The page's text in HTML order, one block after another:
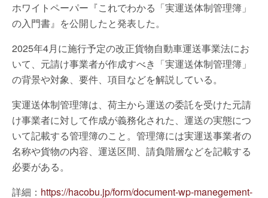
ホワイトペーパー『これでわかる「実運送体制管理簿」
の入門書』を公開したと発表した。
2025年4月に施行予定の改正貨物自動車運送事業法にお
いて、元請け事業者が作成すべき「実運送体制管理簿」
の背景や対象、要件、項目などを解説している。
実運送体制管理簿は、荷主から運送の委託を受けた元請
け事業者に対して作成が義務化された、運送の実態につ
いて記載する管理簿のこと。管理簿には実運送事業者の
名称や貨物の内容、運送区間、請負階層などを記載する
必要がある。
詳細： https://hacobu.jp/form/document-wp-manegement-